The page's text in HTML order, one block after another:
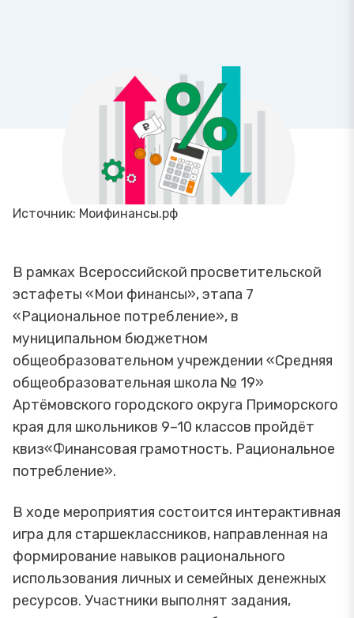
Источник: Моифинансы.рф
В рамках Всероссийской просветительской
эстафеты «Мои финансы», этапа 7
«Рациональное потребление», в
муниципальном бюджетном
общеобразовательном учреждении «Средняя
общеобразовательная школа № 19»
Артёмовского городского округа Приморского
края для школьников 9–10 классов пройдёт
квиз«Финансовая грамотность. Рациональное
потребление».
В ходе мероприятия состоится интерактивная
игра для старшеклассников, направленная на
формирование навыков рационального
использования личных и семейных денежных
ресурсов. Участники выполнят задания,